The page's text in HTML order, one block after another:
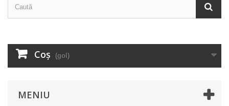
Coş (gol)
MENIU